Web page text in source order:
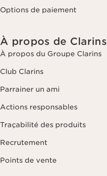
Options de paiement
À propos de Clarins
À propos du Groupe Clarins
Club Clarins
Parrainer un ami
Actions responsables
Traçabilité des produits
Recrutement
Points de vente